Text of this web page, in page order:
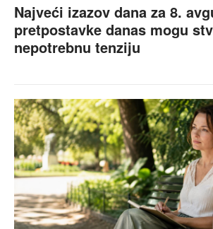
Najveći izazov dana za 8.
pretpostavke danas mogu
nepotrebnu tenziju